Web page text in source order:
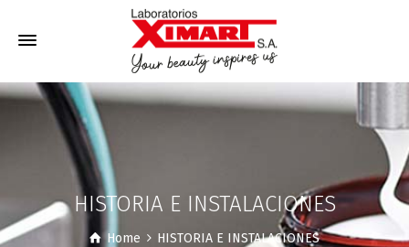
HISTORIA E INSTALACIONES
Home HISTORIA E INSTALACIONES